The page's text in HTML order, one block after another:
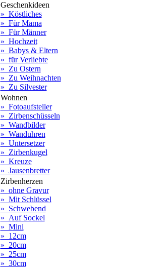
Geschenkideen
» Köstliches
» Für Mama
» Für Männer
» Hochzeit
» Babys & Eltern
» für Verliebte
» Zu Ostern
» Zu Weihnachten
» Zu Silvester
Wohnen
» Fotoaufsteller
» Zirbenschüsseln
» Wandbilder
» Wanduhren
» Untersetzer
» Zirbenkugel
» Kreuze
» Jausenbretter
Zirbenherzen
» ohne Gravur
» Mit Schlüssel
» Schwebend
» Auf Sockel
» Mini
» 12cm
» 20cm
» 25cm
» 30cm